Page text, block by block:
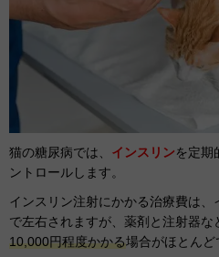
猫の糖尿病では、 インスリンを定期
ントロールします。
インスリン注射にかかる治療費は
で左右されますが、薬剤と注射器な
10,000円程度かかる場合がほとんど